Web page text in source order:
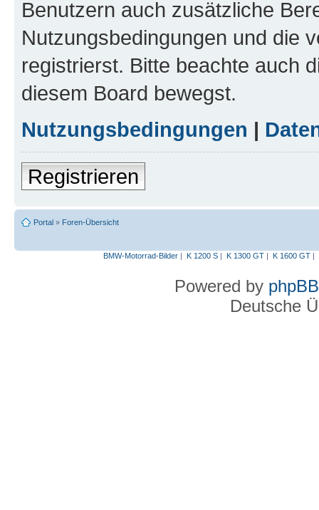
Benutzern auch zusätzliche
Nutzungsbedingungen und die
registrierst. Bitte beachte auch
diesem Board bewegst.
Nutzungsbedingungen |
Registrieren
Portal » Foren-Übersicht
BMW-Motorrad-Bilder| K 1200 S| K 1300 GT| K 1600 GT|
Powered by phpBB
Deutsche